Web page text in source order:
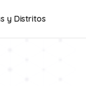
y Distritos